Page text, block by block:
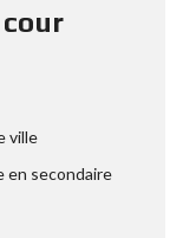
ville
en secondaire